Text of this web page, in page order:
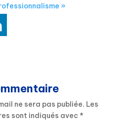
»
ne sera pas publiée. Les
sont indiqués avec *